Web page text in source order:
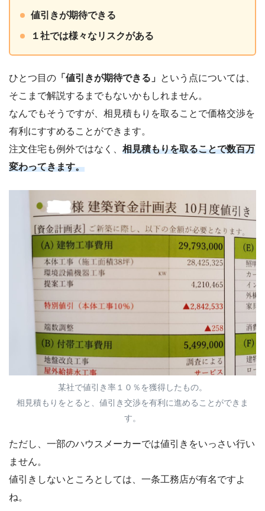
値引きが期待できる
１社では様々なリスクがある
ひとつ目の 「値引きが期待できる」 という点については、
そこまで解説するまでもないかもしれません。
なんでもそうですが、相見積もりを取ることで価格交渉を
有利にすすめることができます。
注文住宅も例外ではなく、 相見積もりを取ることで数百万
変わってきます。
某社で値引き率１０％を獲得したもの。
相見積もりをとると、値引き交渉を有利に進めることができま
す。
ただし、一部のハウスメーカーでは値引きをいっさい行い
ません。
値引きしないところとしては、一条工務店が有名ですよ
ね。